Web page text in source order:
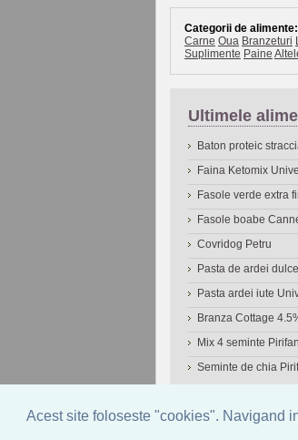
Acest site foloseste "cookies". Navigand
Categorii de alimente:
Carne Oua Branzeturi
Suplimente Paine
Ultimele
Baton proteic
Faina Ketomix
Fasole verde extra
Fasole boabe
Covridog Petru
Pasta de ardei
Pasta ardei iute
Branza Cottage
Mix 4 seminte Pirifan
Seminte de chia
© 2006-2026